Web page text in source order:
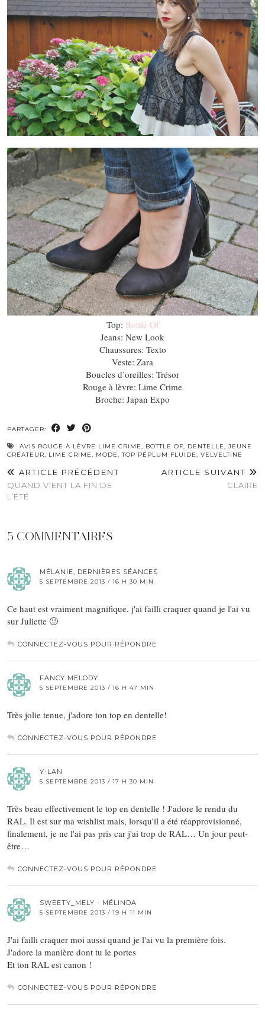
Top: Bottle Of
Jeans: New Look
Chaussures: Texto
Veste: Zara
Boucles d’oreilles: Trésor
Rouge à lèvre: Lime Crime
Broche: Japan Expo
PARTAGER:
AVIS ROUGE À LÈVRE LIME CRIME BOTTLE OF DENTELLE
JEUNE
CRÉATEUR
LIME CRIME MODE ,TOP PÉPLUM FLUIDE VELVELTINE
ARTICLE PRÉCÉDENT
QUAND VIENT LA FIN DE
L’ÉTÉ
ARTICLE SUIVANT
CLAIRE
5 COMMENTAIRES
MÉLANIE, DERNIÈRES SÉANCES
5 SEPTEMBRE 2013 / 16 H 30 MIN
Ce haut est vraiment magnifique, j'ai failli craquer quand je l'ai vu
sur Juliette 🙂
CONNECTEZ-VOUS POUR RÉPONDRE
FANCY MELODY
5 SEPTEMBRE 2013 / 16 H 47 MIN
Très jolie tenue, j'adore ton top en dentelle!
CONNECTEZ-VOUS POUR RÉPONDRE
Y-LAN
5 SEPTEMBRE 2013 / 17 H 30 MIN
Très beau effectivement le top en dentelle ! J'adore le rendu du
RAL. Il est sur ma wishlist mais, lorsqu'il a été réapprovisionné,
finalement, je ne l'ai pas pris car j'ai trop de RAL… Un jour peut-
être…
CONNECTEZ-VOUS POUR RÉPONDRE
SWEETY_MELY - MÉLINDA
5 SEPTEMBRE 2013 / 19 H 11 MIN
J'ai failli craquer moi aussi quand je l'ai vu la première fois.
J'adore la manière dont tu le portes
Et ton RAL est canon !
CONNECTEZ-VOUS POUR RÉPONDRE